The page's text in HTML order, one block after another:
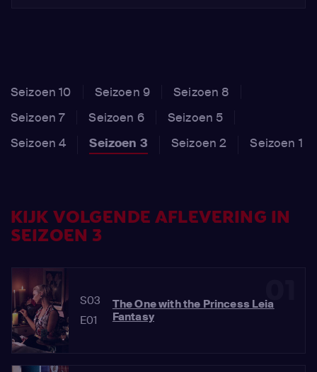
Seizoen 10 Seizoen 9
Seizoen 8
Seizoen 7
Seizoen 6
Seizoen 5
Seizoen 4
Seizoen 3 Seizoen 2 Seizoen 1
KIJK VOLGENDE AFLEVERING IN
SEIZOEN 3
01
S03
E01
The One with the Princess Leia
Fantasy